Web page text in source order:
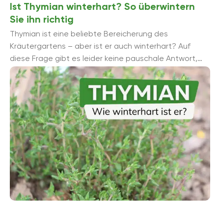
Ist Thymian winterhart? So überwintern
Sie ihn richtig
Thymian ist eine beliebte Bereicherung des
Kräutergartens – aber ist er auch winterhart? Auf
diese Frage gibt es leider keine pauschale Antwort,
denn Züchtung und Sorte entscheiden darüber, ...